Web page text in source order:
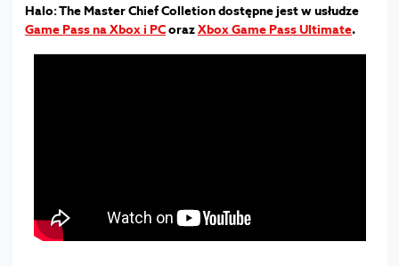
Halo: The Master Chief Colletion dostępne jest w usłudze
Game Pass na Xbox i PCorazXbox Game Pass Ultimate.